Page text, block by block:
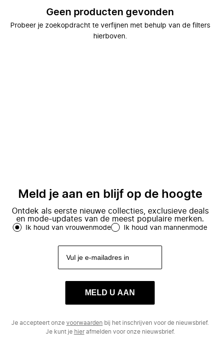
Geen producten gevonden
Probeer je zoekopdracht te verfijnen met behulp van de filters
hierboven.
Meld je aan en blijf op de hoogte
Ontdek als eerste nieuwe collecties, exclusieve deals
en mode-updates van de meest populaire merken.
Ik houd van vrouwenmode Ik houd van mannenmode
MELD U AAN
Je accepteert onze voorwaarden bij het inschrijven voor de nieuwsbrief.
Je kunt je hierafmelden voor onze nieuwsbrief.